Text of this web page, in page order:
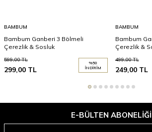
BAMBUM
Bambum Ganberi 3 Bölmeli
Çerezlik & Sosluk
599,00TL
299,00 TL
%50
İNDIRIM
BAMBUM
Bambum
Çerezlik &
499,00TL
249,00TL
E-BÜLTEN ABONELIĞI